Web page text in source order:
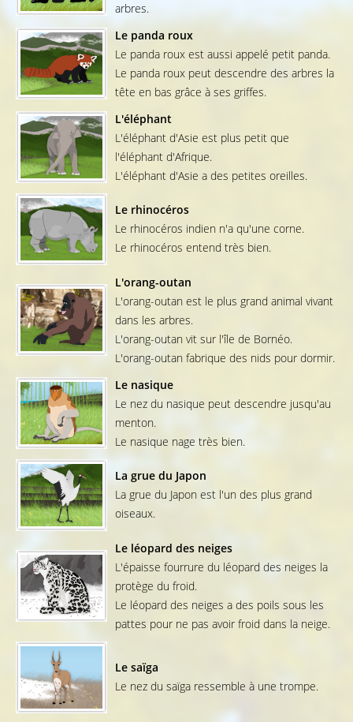
arbres.
Le panda roux
Le panda roux est aussi appelé petit panda.
Le panda roux peut descendre des arbres la
tête en bas grâce à ses griffes.
L'éléphant
L'éléphant d'Asie est plus petit que
l'éléphant d'Afrique.
L'éléphant d'Asie a des petites oreilles.
Le rhinocéros
Le rhinocéros indien n'a qu'une corne.
Le rhinocéros entend très bien.
L'orang-outan
L'orang-outan est le plus grand animal vivant
dans les arbres.
L'orang-outan vit sur l'île de Bornéo.
L'orang-outan fabrique des nids pour dormir.
Le nasique
Le nez du nasique peut descendre jusqu'au
menton.
Le nasique nage très bien.
La grue du Japon
La grue du Japon est l'un des plus grand
oiseaux.
Le léopard des neiges
L'épaisse fourrure du léopard des neiges la
protège du froid.
Le léopard des neiges a des poils sous les
pattes pour ne pas avoir froid dans la neige.
Le saïga
Le nez du saïga ressemble à une trompe.